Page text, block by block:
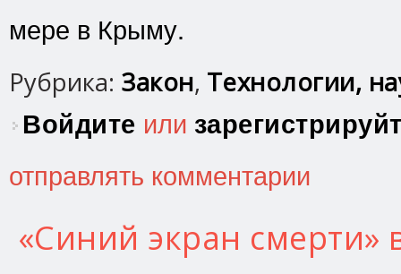
мере в Крыму.
Рубрика: Закон, Технологии,
Войдите или
отправлять комментарии
«Синий экран смерти»